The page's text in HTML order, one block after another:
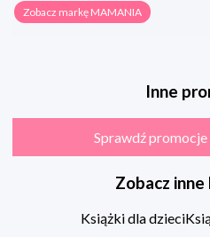
Zobacz markę MAMANIA
Inne
Sprawdź
Zobacz
Książki dla dzieci